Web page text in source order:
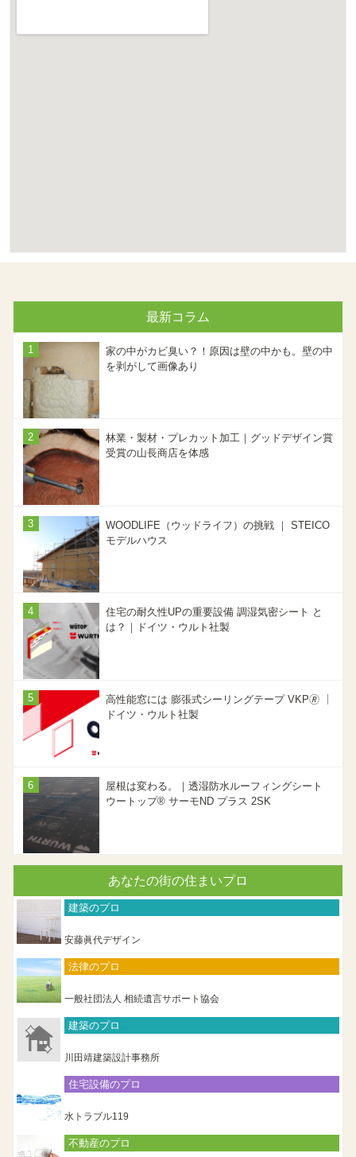
最新コラム
家の中がカビ臭い？！原因は壁の中かも。壁の中
を剥がして画像あり
林業・製材・プレカット加工｜グッドデザイン賞
受賞の山長商店を体感
WOODLIFE（ウッドライフ）の挑戦 ｜ STEICO
モデルハウス
住宅の耐久性UPの重要設備 調湿気密シート と
は？｜ドイツ・ウルト社製
高性能窓には 膨張式シーリングテープ VKP🄬 ｜
ドイツ・ウルト社製
屋根は変わる。｜透湿防水ルーフィングシート
ウートップ® サーモND プラス 2SK
あなたの街の住まいプロ
建築のプロ
安藤眞代デザイン
法律のプロ
一般社団法人 相続遺言サポート協会
建築のプロ
川田靖建築設計事務所
住宅設備のプロ
水トラブル119
不動産のプロ